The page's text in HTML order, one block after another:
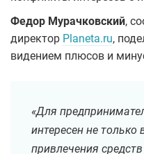
Федор Мурачковский,
директор Planeta.ru,
видением плюсов и
«Для
интересен не
привлечения